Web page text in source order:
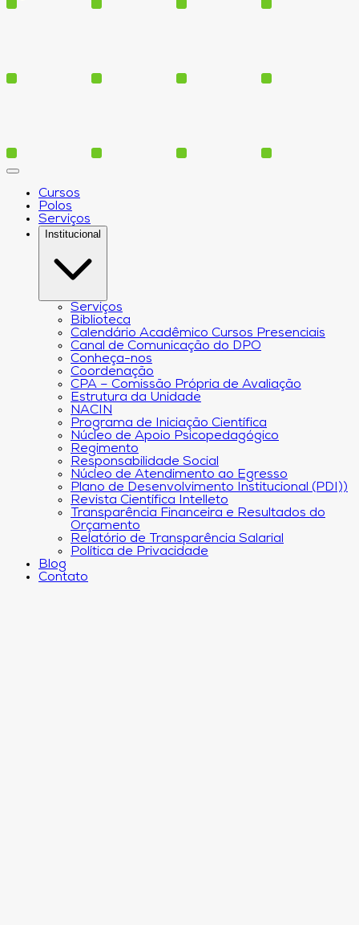
Cursos
Polos
Serviços
Institucional
Serviços
Biblioteca
Calendário Acadêmico Cursos Presenciais
Canal de Comunicação do DPO
Conheça-nos
Coordenação
CPA – Comissão Própria de Avaliação
Estrutura da Unidade
NACIN
Programa de Iniciação Científica
Núcleo de Apoio Psicopedagógico
Regimento
Responsabilidade Social
Núcleo de Atendimento ao Egresso
Plano de Desenvolvimento Institucional (PDI))
Revista Científica Intelleto
Transparência Financeira e Resultados do
Orçamento
Relatório de Transparência Salarial
Política de Privacidade
Blog
Contato